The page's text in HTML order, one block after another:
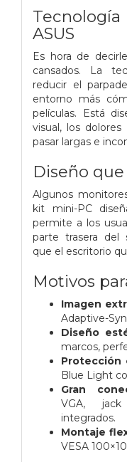
ASUS
Es hora de
cansados. La
reducir el
entorno más
películas. Está
visual, los
pasar largas e
Diseño
Algunos
kit mini-PC
permite a los
parte trasera del
que el escritorio
Motivos
Imagen
Adaptive-
Diseño
marcos,
Protección
Blue Light
Gran
VGA,
integrados.
Montaje
VESA